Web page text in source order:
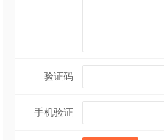
验证码
手机验证